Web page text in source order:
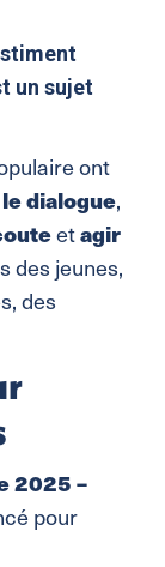
un sujet
ont
dialogue,
etagir
des jeunes,
des
2025 –
pour